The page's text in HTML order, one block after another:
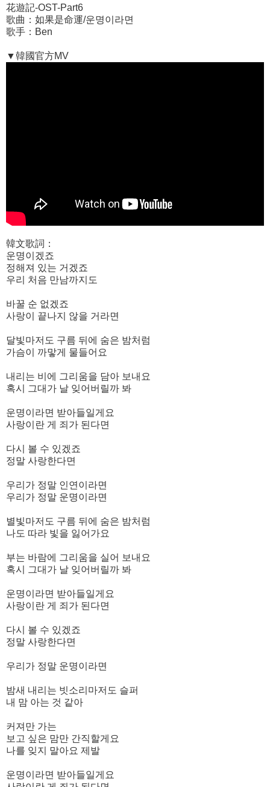
花遊記-OST-Part6
歌曲：如果是命運/운명이라면
歌手：Ben
▼韓國官方MV
韓文歌詞：
운명이겠죠
정해져 있는 거겠죠
우리 처음 만남까지도
바꿀 순 없겠죠
사랑이 끝나지 않을 거라면
달빛마저도 구름 뒤에 숨은 밤처럼
가슴이 까맣게 물들어요
내리는 비에 그리움을 담아 보내요
혹시 그대가 날 잊어버릴까 봐
운명이라면 받아들일게요
사랑이란 게 죄가 된다면
다시 볼 수 있겠죠
정말 사랑한다면
우리가 정말 인연이라면
우리가 정말 운명이라면
별빛마저도 구름 뒤에 숨은 밤처럼
나도 따라 빛을 잃어가요
부는 바람에 그리움을 실어 보내요
혹시 그대가 날 잊어버릴까 봐
운명이라면 받아들일게요
사랑이란 게 죄가 된다면
다시 볼 수 있겠죠
정말 사랑한다면
우리가 정말 운명이라면
밤새 내리는 빗소리마저도 슬퍼
내 맘 아는 것 같아
커져만 가는
보고 싶은 맘만 간직할게요
나를 잊지 말아요 제발
운명이라면 받아들일게요